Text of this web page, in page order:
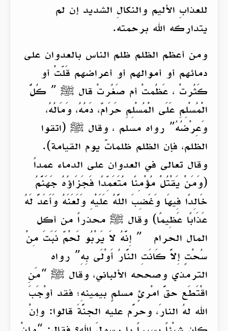
للعذابِ الأليم والنكالِ الشديد إن لم
يتداركه الله برحمته.
ومن أعظم الظلم ظلم الناس بالعدوان على
دمائهم أو أموالهم أو أعراضهم قَلّتْ أو
كَثُرتْ ، عَظُمتْ أم صَغُرتْ قال ﷺ ” كُلُّ
الْمُسْلِمِ عَلَى الْمُسْلِمِ حَرَامٌ، دَمُهُ، وَمَالُهُ،
وَعِرْضُهُ” رواه مسلم ، وقال ﷺ (اتقوا
الظلم، فإن الظلم ظلماتٌ يوم القيامة).
وقال تعالى في العدوان على الدماء عمداً
(وَمَنْ يَقْتُلْ مُؤْمِنًا مُتَعَمِّدًا فَجَزَاؤُهُ جَهَنَّمُ
خَالِدًا فِيهَا وَغَضِبَ اللَّهُ عَلَيْهِ وَلَعَنَهُ وَأَعَدَّ لَهُ
عَذَابًا عَظِيمًا) وقال ﷺ محذراً من أكل
المال الحرام ” إِنَّهُ لاَ يَرْبُو لَحْمٌ نَبَتَ مِنْ
سُحْتٍ إِلاَّ كَانَتِ النَّارُ أَوْلَى بِهِ” رواه
الترمذي وصححه الألباني، وقال ﷺ “مَنِ
اقْتَطَع حقَّ امْرئٍ مسلمٍ بيمينهِ؛ فقد أوْجَبَ
الله لهُ النارَ، وحرَّم عليه الجنَّةَ قالوا: وإنْ